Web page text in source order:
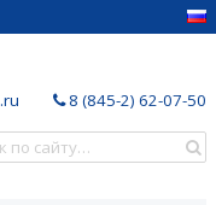
8 (845-2) 62-07-50